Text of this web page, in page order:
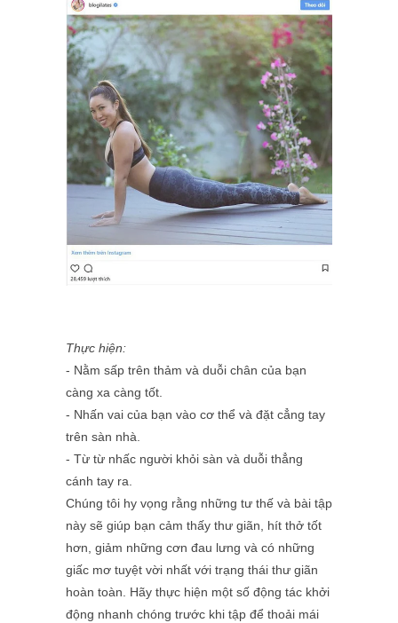
Thực hiện:
- Nằm sấp trên thảm và duỗi chân của bạn
càng xa càng tốt.
- Nhấn vai của bạn vào cơ thể và đặt cẳng tay
trên sàn nhà.
- Từ từ nhấc người khỏi sàn và duỗi thẳng
cánh tay ra.
Chúng tôi hy vọng rằng những tư thế và bài tập
này sẽ giúp bạn cảm thấy thư giãn, hít thở tốt
hơn, giảm những cơn đau lưng và có những
giấc mơ tuyệt vời nhất với trạng thái thư giãn
hoàn toàn. Hãy thực hiện một số động tác khởi
động nhanh chóng trước khi tập để thoải mái